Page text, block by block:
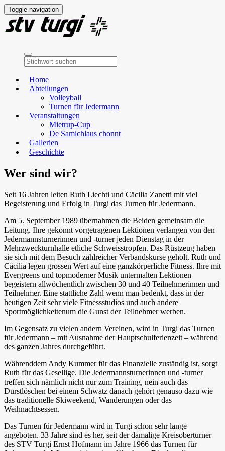
Toggle navigation
Home
Abteilungen
Volleyball
Turnen für Jedermann
Veranstaltungen
Mietrup-Cup
De Samichlaus chonnt
Gallerien
Geschichte
Wer sind wir?
Seit 16 Jahren leiten Ruth Liechti und Cäcilia Zanetti mit viel
Begeisterung und Erfolg in Turgi das Turnen für Jedermann.
Am 5. September 1989 übernahmen die Beiden gemeinsam die
Leitung. Ihre gekonnt vorgetragenen Lektionen verlangen von den
Jedermannsturnerinnen und -turner jeden Dienstag in der
Mehrzweckturnhalle etliche Schweisstropfen. Das Rüstzeug haben
sie sich mit dem Besuch zahlreicher Verbandskurse geholt. Ruth und
Cäcilia legen grossen Wert auf eine ganzkörperliche Fitness. Ihre mit
Evergreens und topmoderner Musik untermalten Lektionen
begeistern allwöchentlich zwischen 30 und 40 Teilnehmerinnen und
Teilnehmer. Eine stattliche Zahl wenn man bedenkt, dass in der
heutigen Zeit sehr viele Fitnessstudios und auch andere
Sportmöglichkeitenum die Gunst der Teilnehmer werben.
Im Gegensatz zu vielen andern Vereinen, wird in Turgi das Turnen
für Jedermann – mit Ausnahme der Hauptschulferienzeit – während
des ganzen Jahres durchgeführt.
Währenddem Andy Kummer für das Finanzielle zuständig ist, sorgt
Ruth für das Gesellige. Die Jedermannsturnerinnen und -turner
treffen sich nämlich nicht nur zum Training, nein auch das
Durstlöschen bei einem Schwatz danach gehört genauso dazu wie
das traditionelle Skiweekend, Wanderungen oder das
Weihnachtsessen.
Das Turnen für Jedermann wird in Turgi schon sehr lange
angeboten. 33 Jahre sind es her, seit der damalige Kreisoberturner
des STV Turgi Ernst Hofmann im Jahre 1966 das Turnen für